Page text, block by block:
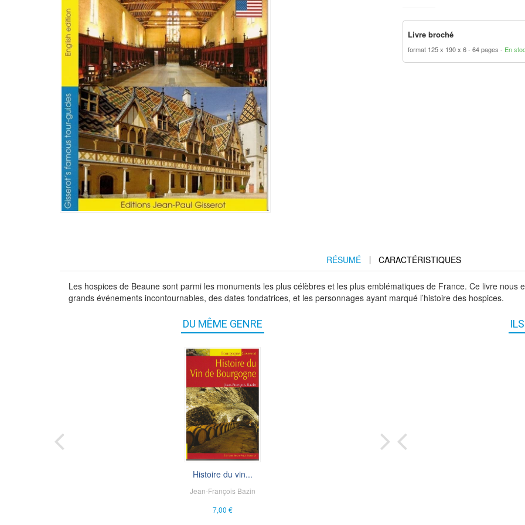
Livre broché
format 125 x 190 x 6 64 pages En
RÉSUMÉ CARACTÉRISTIQUES
Les hospices de Beaune sont parmi les monuments les plus célèbres et les plus emblématiques de France. Ce livre nous
grands événements incontournables, des dates fondatrices, et les personnages ayant marqué l’histoire des hospices.
DU MÊME GENRE
Histoire du vin...
Jean-François Bazin
7,00 €
Abbayes de Bour...
Christian Sapin,Denis